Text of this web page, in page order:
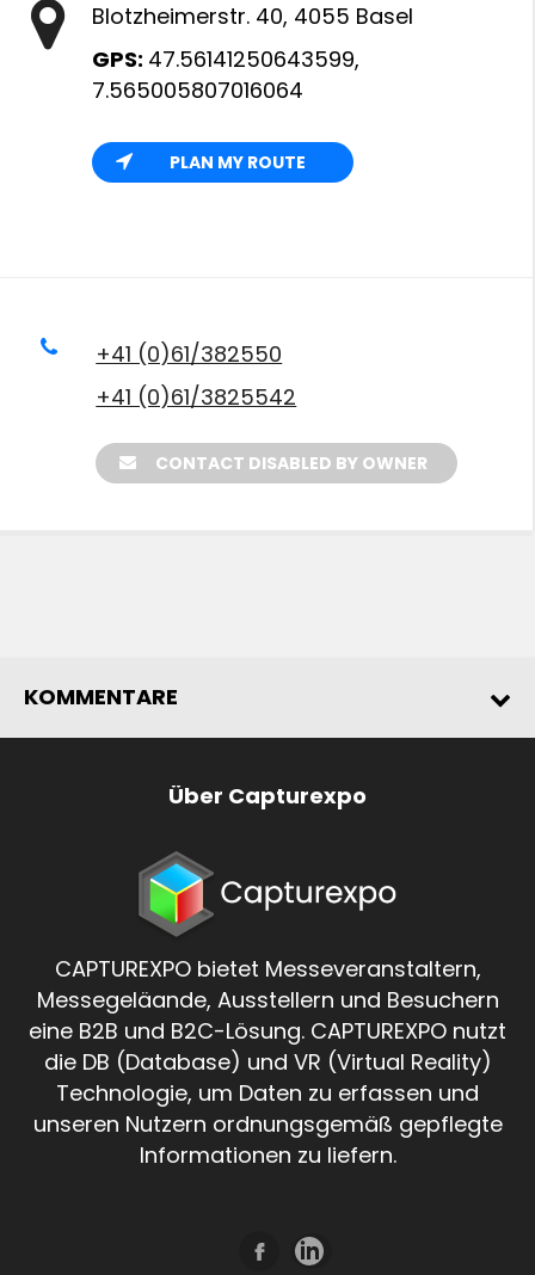
Blotzheimerstr. 40, 4055 Basel
GPS: 47.56141250643599,
7.565005807016064
PLAN MY ROUTE
+41 (0)61/382550
+41 (0)61/3825542
CONTACT DISABLED BY OWNER
KOMMENTARE
Über Capturexpo
CAPTUREXPO bietet Messeveranstaltern,
Messegeläande, Ausstellern und Besuchern
eine B2B und B2C-Lösung. CAPTUREXPO nutzt
die DB (Database) und VR (Virtual Reality)
Technologie, um Daten zu erfassen und
unseren Nutzern ordnungsgemäß gepflegte
Informationen zu liefern.